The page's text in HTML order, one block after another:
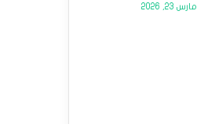
مارس 23, 2026